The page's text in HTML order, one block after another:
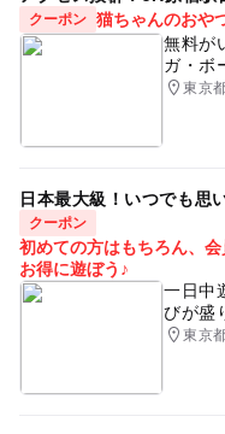
クーポン 猫ちゃんのおや
無料が
ガ・ボ
東京
日本最大級！いつでも思
クーポン
初めての方はもちろん、
お得に遊ぼう♪
一日中
びが盛
東京